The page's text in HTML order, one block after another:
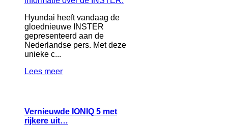
Hyundai heeft vandaag de
gloednieuwe INSTER
gepresenteerd aan de
Nederlandse pers. Met deze
unieke c...
Lees meer
Vernieuwde IONIQ 5 met
rijkere uit…